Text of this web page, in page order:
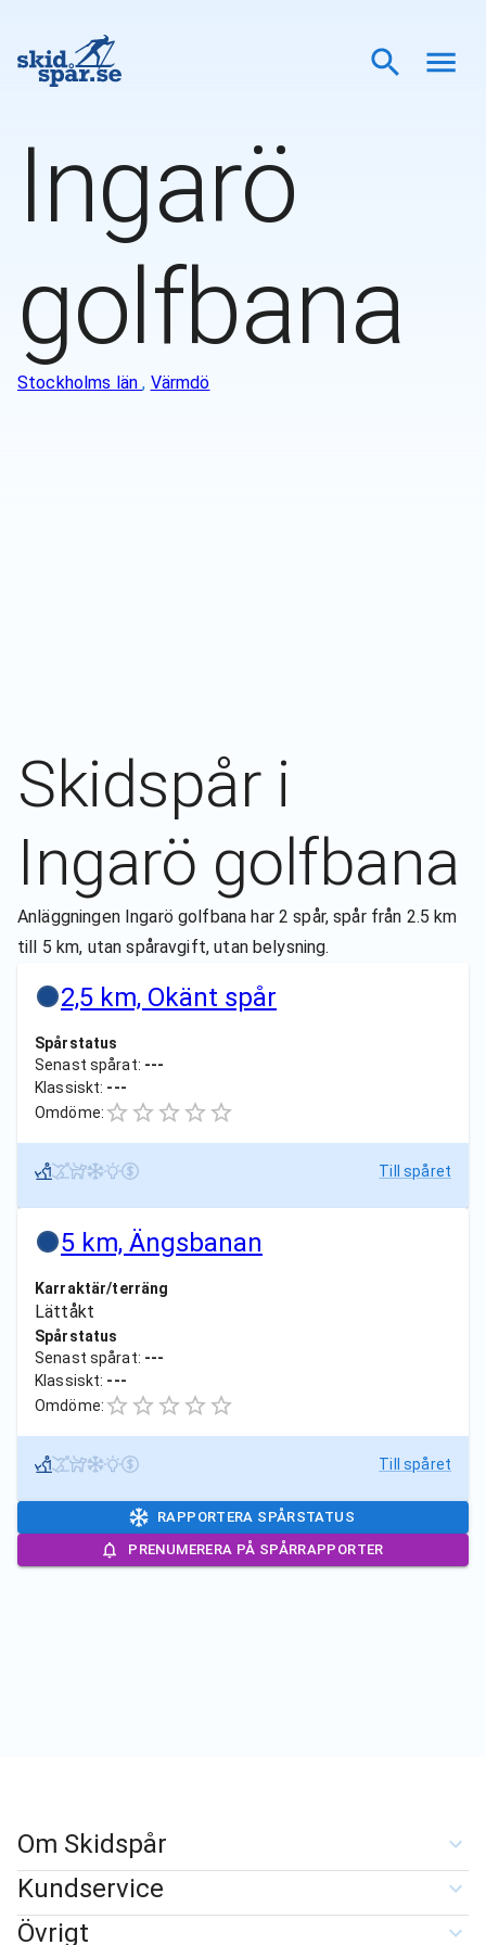
Ingarö
golfbana
Stockholms län, Värmdö
Skidspår i
Ingarö golfbana
Anläggningen Ingarö golfbana har 2 spår, spår från 2.5 km
till 5 km, utan spåravgift, utan belysning.
2,5 km, Okänt spår
Spårstatus
Senast spårat: ---
Klassiskt: ---
Omdöme:
Till spåret
5 km, Ängsbanan
Karraktär/terräng
Lättåkt
Spårstatus
Senast spårat: ---
Klassiskt: ---
Omdöme:
Till spåret
RAPPORTERA SPÅRSTATUS
PRENUMERERA PÅ SPÅRRAPPORTER
Om Skidspår
Kundservice
Övrigt